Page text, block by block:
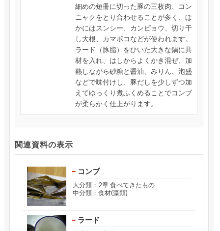
細めの短冊に切った豚の三枚肉、コン
ニャクをとり合わせることが多く、ほ
かにはスンシー、カンピョウ、切り干
し大根、カマボコなどが使われます。
ラード（豚脂）をひいた大きな鍋に具
材を入れ、はしからよくかき混ぜ、加
熱しながら砂糖と醤油、みりん、泡盛
などで味付けし、豚だしを少しずつ加
えてゆっくり煮ふくめることでコンブ
が柔らかく仕上がります。
関連資料の表示
コンブ
大分類：2章 食べてきたもの
中分類：食材(藻類)
ラード